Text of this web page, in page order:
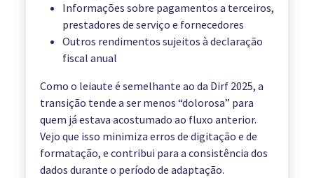
Informações sobre pagamentos a terceiros,
prestadores de serviço e fornecedores
Outros rendimentos sujeitos à declaração
fiscal anual
Como o leiaute é semelhante ao da Dirf 2025, a
transição tende a ser menos “dolorosa” para
quem já estava acostumado ao fluxo anterior.
Vejo que isso minimiza erros de digitação e de
formatação, e contribui para a consistência dos
dados durante o período de adaptação.